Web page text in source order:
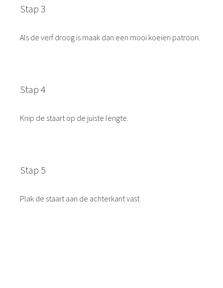
Stap 3
Als de verf droog is maak dan een mooi koeien patroon.
Stap 4
Knip de staart op de juiste lengte.
Stap 5
Plak de staart aan de achterkant vast.